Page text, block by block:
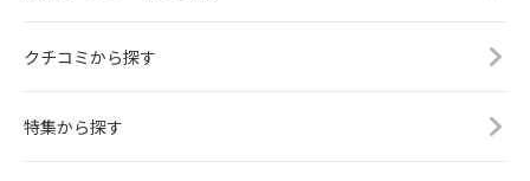
クチコミから探す
特集から探す